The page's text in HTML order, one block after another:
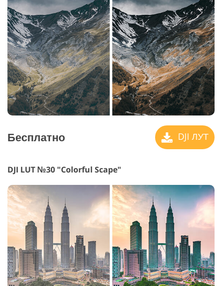
Бесплатно DJI ЛУТ
DJI LUT №30 "Colorful Scape"